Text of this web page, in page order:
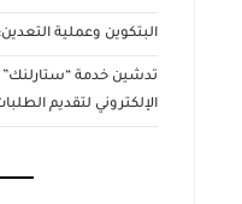
البتكوين وعملية
تدشين خدمة
الإلكتروني لتقديم